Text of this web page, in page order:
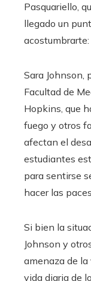
Pasquariello,
llegado un
Sara Johnson,
Facultad de
Hopkins, que
fuego y otros
afectan el
estudiantes
para sentirse
hacer las
Si bien la
Johnson y
amenaza de
vida diaria de